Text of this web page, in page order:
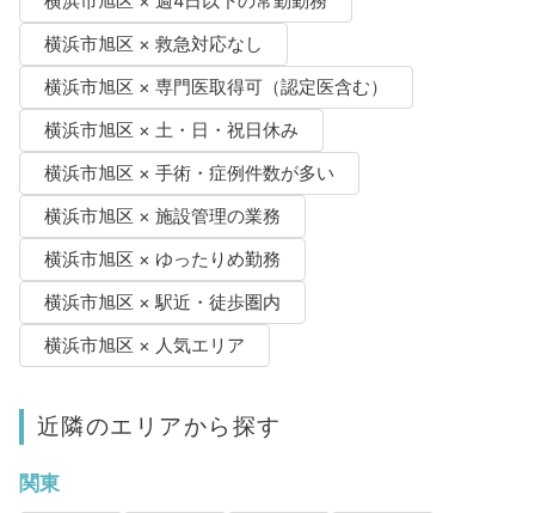
横浜市旭区 × 救急対応なし
横浜市旭区 × 専門医取得可（認定医含む）
横浜市旭区 × 土・日・祝日休み
横浜市旭区 × 手術・症例件数が多い
横浜市旭区 × 施設管理の業務
横浜市旭区 × ゆったりめ勤務
横浜市旭区 × 駅近・徒歩圏内
横浜市旭区 × 人気エリア
近隣のエリアから探す
関東